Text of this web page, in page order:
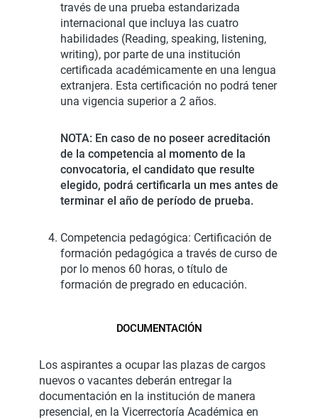
través de una prueba estandarizada
internacional que incluya las cuatro
habilidades (Reading, speaking, listening,
writing), por parte de una institución
certificada académicamente en una lengua
extranjera. Esta certificación no podrá tener
una vigencia superior a 2 años.
NOTA: En caso de no poseer acreditación
de la competencia al momento de la
convocatoria, el candidato que resulte
elegido, podrá certificarla un mes antes de
terminar el año de período de prueba.
Competencia pedagógica: Certificación de
formación pedagógica a través de curso de
por lo menos 60 horas, o título de
formación de pregrado en educación.
DOCUMENTACIÓN
Los aspirantes a ocupar las plazas de cargos
nuevos o vacantes deberán entregar la
documentación en la institución de manera
presencial, en la Vicerrectoría Académica en